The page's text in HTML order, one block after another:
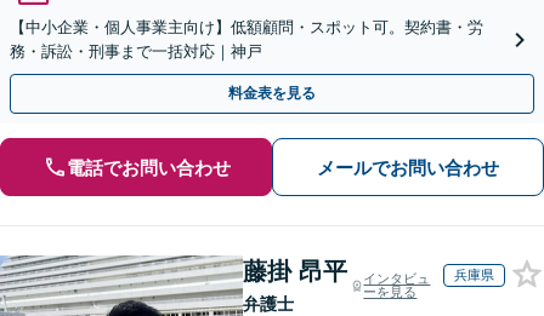
【中小企業・個人事業主向け】低額顧問・スポット可。契約書・労
務・訴訟・刑事まで一括対応｜神戸
料金表を見る
電話でお問い合わせ メールでお問い合わせ
藤掛 昂平
弁護士
インタビュ
ーを見る
兵庫県